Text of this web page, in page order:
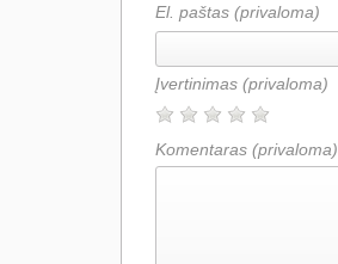
El. paštas (privaloma)
Įvertinimas (privaloma)
Komentaras (privaloma)